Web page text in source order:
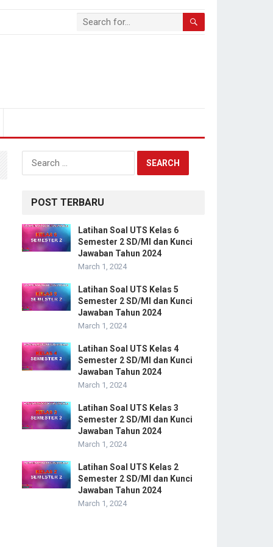
Search
for:
POST TERBARU
Latihan Soal UTS Kelas 6
Semester 2 SD/MI dan Kunci
Jawaban Tahun 2024
March 1, 2024
Latihan Soal UTS Kelas 5
Semester 2 SD/MI dan Kunci
Jawaban Tahun 2024
March 1, 2024
Latihan Soal UTS Kelas 4
Semester 2 SD/MI dan Kunci
Jawaban Tahun 2024
March 1, 2024
Latihan Soal UTS Kelas 3
Semester 2 SD/MI dan Kunci
Jawaban Tahun 2024
March 1, 2024
Latihan Soal UTS Kelas 2
Semester 2 SD/MI dan Kunci
Jawaban Tahun 2024
March 1, 2024